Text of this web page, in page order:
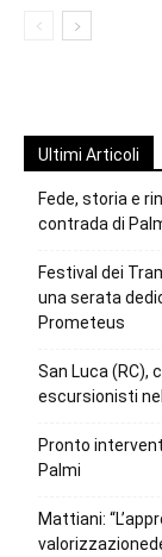
Ultimi Articoli
Fede, storia e
contrada di
Festival dei
una serata
Prometeus
San Luca (RC),
escursionisti
Pronto
Palmi
Mattiani: